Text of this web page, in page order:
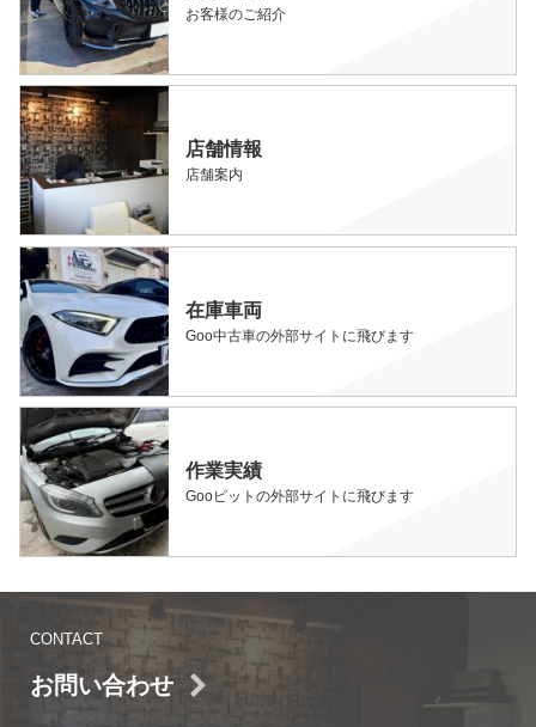
お客様のご紹介
店舗情報
店舗案内
在庫車両
Goo中古車の外部サイトに飛びます
作業実績
Gooピットの外部サイトに飛びます
CONTACT
お問い合わせ